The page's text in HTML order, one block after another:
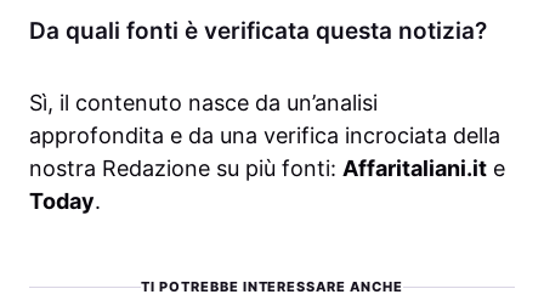
Da quali fonti è verificata questa notizia?
Sì, il contenuto nasce da un’analisi
approfondita e da una verifica incrociata della
nostra Redazione su più fonti: Affaritaliani.it e
Today.
TI POTREBBE INTERESSARE ANCHE